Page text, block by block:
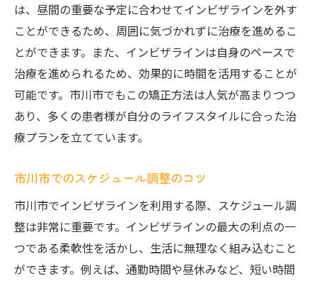
は、昼間の重要な予定に合わせてインビザラインを外す
ことができるため、周囲に気づかれずに治療を進めるこ
とができます。また、インビザラインは自身のペースで
治療を進められるため、効果的に時間を活用することが
可能です。市川市でもこの矯正方法は人気が高まりつつ
あり、多くの患者様が自分のライフスタイルに合った治
療プランを立てています。
市川市でのスケジュール調整のコツ
市川市でインビザラインを利用する際、スケジュール調
整は非常に重要です。インビザラインの最大の利点の一
つである柔軟性を活かし、生活に無理なく組み込むこと
ができます。例えば、通勤時間や昼休みなど、短い時間